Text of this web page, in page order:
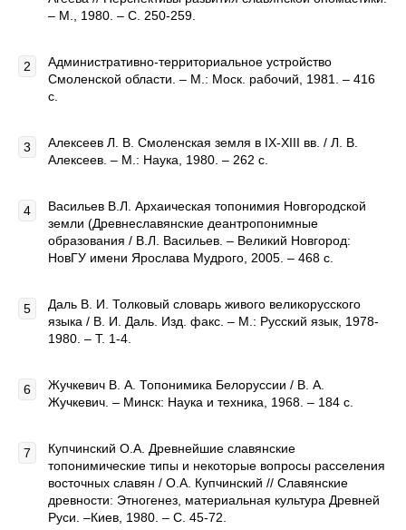
– М., 1980. – С. 250-259.
Административно-территориальное устройство
Смоленской области. – М.: Моск. рабочий, 1981. – 416
с.
Алексеев Л. В. Смоленская земля в IX-XIII вв. / Л. В.
Алексеев. – М.: Наука, 1980. – 262 с.
Васильев В.Л. Архаическая топонимия Новгородской
земли (Древнеславянские деантропонимные
образования / В.Л. Васильев. – Великий Новгород:
НовГУ имени Ярослава Мудрого, 2005. – 468 с.
Даль В. И. Толковый словарь живого великорусского
языка / В. И. Даль. Изд. факс. – М.: Русский язык, 1978-
1980. – Т. 1-4.
Жучкевич В. А. Топонимика Белоруссии / В. А.
Жучкевич. – Минск: Наука и техника, 1968. – 184 с.
Купчинский О.А. Древнейшие славянские
топонимические типы и некоторые вопросы расселения
восточных славян / О.А. Купчинский // Славянские
древности: Этногенез, материальная культура Древней
Руси. –Киев, 1980. – С. 45-72.